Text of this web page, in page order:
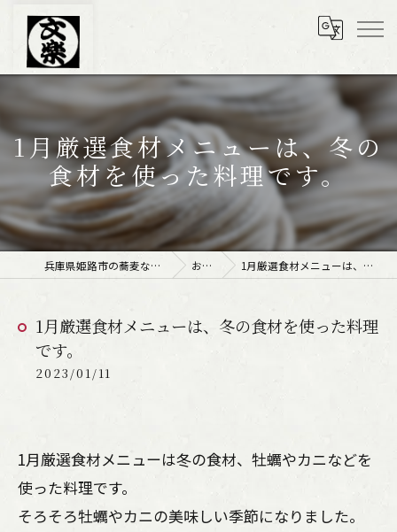
1月厳選食材メニューは、冬の
食材を使った料理です。
兵庫県姫路市の蕎麦なら文楽皿そば 姫路駅南店 お知らせ 1月厳選食材メニューは、冬の食材を使った料理です。
1月厳選食材メニューは、冬の食材を使った料理
です。
2023/01/11
1月厳選食材メニューは冬の食材、牡蠣やカニなどを
使った料理です。
そろそろ牡蠣やカニの美味しい季節になりました。